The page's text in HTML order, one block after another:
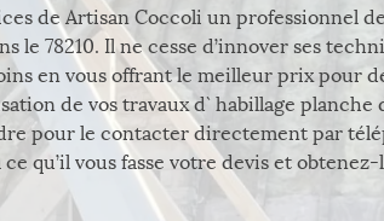
de Artisan Coccoli un professionnel
le 78210. Il ne cesse d’innover ses
en vous offrant le meilleur prix pour
de vos travaux d` habillage planche
pour le contacter directement par
qu’il vous fasse votre devis et